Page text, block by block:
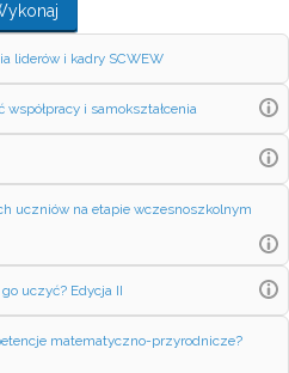
liderów i kadry SCWEW
współpracy i samokształcenia
uczniów na etapie wczesnoszkolnym
uczyć? Edycja II
matematyczno-przyrodnicze?